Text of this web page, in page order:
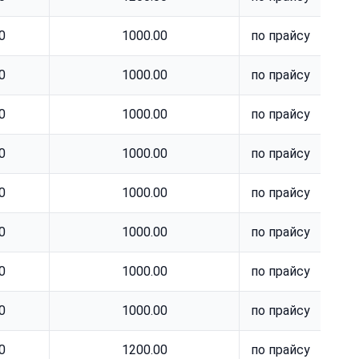
1000.00 по прайсу
1000.00 по прайсу
1000.00 по прайсу
1000.00 по прайсу
1000.00 по прайсу
1000.00 по прайсу
1000.00 по прайсу
1000.00 по прайсу
1200.00 по прайсу